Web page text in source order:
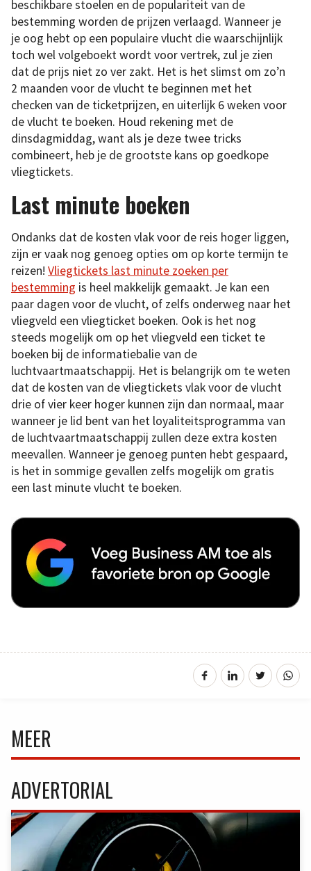
beschikbare stoelen en de populariteit van de
bestemming worden de prijzen verlaagd. Wanneer je
je oog hebt op een populaire vlucht die waarschijnlijk
toch wel volgeboekt wordt voor vertrek, zul je zien
dat de prijs niet zo ver zakt. Het is het slimst om zo’n
2 maanden voor de vlucht te beginnen met het
checken van de ticketprijzen, en uiterlijk 6 weken voor
de vlucht te boeken. Houd rekening met de
dinsdagmiddag, want als je deze twee tricks
combineert, heb je de grootste kans op goedkope
vliegtickets.
Last minute boeken
Ondanks dat de kosten vlak voor de reis hoger liggen,
zijn er vaak nog genoeg opties om op korte termijn te
reizen! Vliegtickets last minute zoeken per
bestemming is heel makkelijk gemaakt. Je kan een
paar dagen voor de vlucht, of zelfs onderweg naar het
vliegveld een vliegticket boeken. Ook is het nog
steeds mogelijk om op het vliegveld een ticket te
boeken bij de informatiebalie van de
luchtvaartmaatschappij. Het is belangrijk om te weten
dat de kosten van de vliegtickets vlak voor de vlucht
drie of vier keer hoger kunnen zijn dan normaal, maar
wanneer je lid bent van het loyaliteitsprogramma van
de luchtvaartmaatschappij zullen deze extra kosten
meevallen. Wanneer je genoeg punten hebt gespaard,
is het in sommige gevallen zelfs mogelijk om gratis
een last minute vlucht te boeken.
MEER
ADVERTORIAL